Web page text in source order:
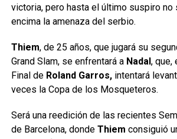
victoria, pero hasta el último suspiro no
encima la amenaza del serbio.
Thiem, de 25 años, que jugará su
Grand Slam, se enfrentará a Nadal, que,
Final de Roland Garros,intentará
veces la Copa de los Mosqueteros.
Será una reedición de las recientes
de Barcelona, donde Thiem consiguió